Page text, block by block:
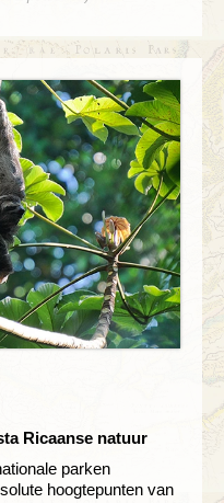
Ricaanse natuur
parken
hoogtepunten van